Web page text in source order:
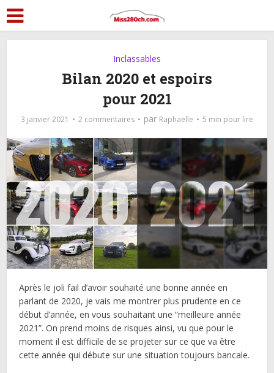
Inclassables
Bilan 2020 et espoirs
pour 2021
3 janvier 2021 2 commentaires par Raphaelle 5 min pour lire
Après le joli fail d’avoir souhaité une bonne année en
parlant de 2020, je vais me montrer plus prudente en ce
début d’année, en vous souhaitant une “meilleure année
2021”. On prend moins de risques ainsi, vu que pour le
moment il est difficile de se projeter sur ce que va être
cette année qui débute sur une situation toujours bancale.